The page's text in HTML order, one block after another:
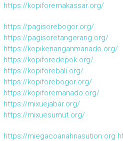
https://kopiforemakassar.org/
https://pagisorebogor.org/
https://pagisoretangerang.org/
https://kopikenanganmanado.org/
https://kopiforedepok.org/
https://kopiforebali.org/
https://kopiforebogor.org/
https://kopiforemanado.org/
https://mixuejabar.org/
https://mixuesumut.org/
https://miegacoanahnasution.org